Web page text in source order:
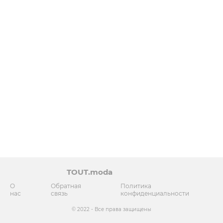
TOUT.moda
О
нас
Обратная
связь
Политика
конфиденциальности
© 2022 - Все права защищены